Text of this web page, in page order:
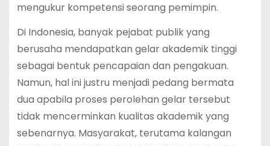
mengukur kompetensi seorang pemimpin.
Di Indonesia, banyak pejabat publik yang
berusaha mendapatkan gelar akademik tinggi
sebagai bentuk pencapaian dan pengakuan.
Namun, hal ini justru menjadi pedang bermata
dua apabila proses perolehan gelar tersebut
tidak mencerminkan kualitas akademik yang
sebenarnya. Masyarakat, terutama kalangan